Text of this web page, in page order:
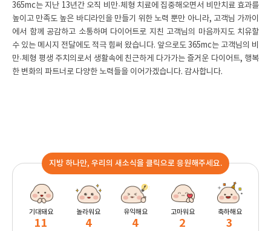
365mc는 지난 13년간 오직 비만·체형 치료에 집중해오면서 비만치료 효과를
높이고 만족도 높은 바디라인을 만들기 위한 노력 뿐만 아니라, 고객님 가까이
에서 함께 공감하고 소통하며 다이어트로 지친 고객님의 마음까지도 치유할
수 있는 메시지 전달에도 적극 힘써 왔습니다. 앞으로도 365mc는 고객님의 비
만·체형 평생 주치의로서 생활속에 친근하게 다가가는 즐거운 다이어트, 행복
한 변화의 파트너로 다양한 노력들을 이어가겠습니다. 감사합니다.
지방 하나만, 우리의 새소식을 클릭으로 응원해주세요.
기대돼요
11
놀라워요
4
유익해요
4
고마워요
2
축하해요
3